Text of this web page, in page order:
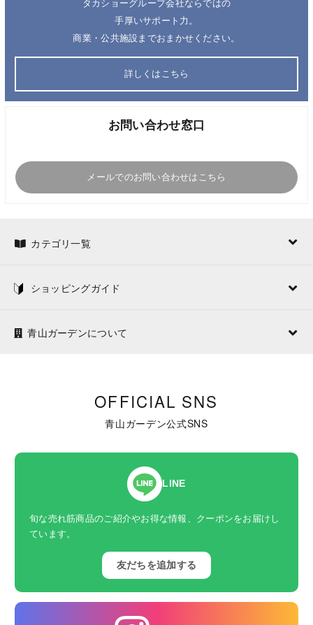
タカショーグループ会社ならではの
手厚いサポート力。
商業・公共施設までおまかせください。
詳しくはこちら
お問い合わせ窓口
メールでのお問い合わせはこちら
カテゴリ一覧
ショッピングガイド
青山ガーデンについて
OFFICIAL SNS
青山ガーデン公式SNS
LINE
旬な売れ筋商品のご紹介やお得な情報、クーポンをお届けし
ています。
友だちを追加する